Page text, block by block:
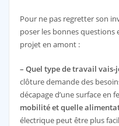
Pour ne pas regretter son
poser les bonnes questions
projet en amont :
– Quel type de travail vais-
clôture demande des
décapage d’une surface en
mobilité et quelle
électrique peut être plus